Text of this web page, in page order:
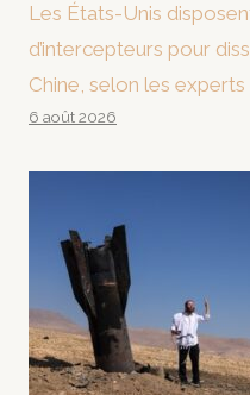
Les États-Unis
d’intercepteurs pour
Chine, selon les experts
6 août 2026